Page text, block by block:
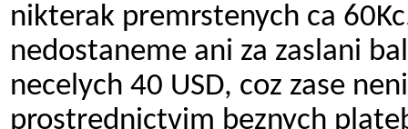
nikterak premrstenych ca
nedostaneme ani za zaslani
necelych 40 USD, coz zase
prostrednictvim beznych